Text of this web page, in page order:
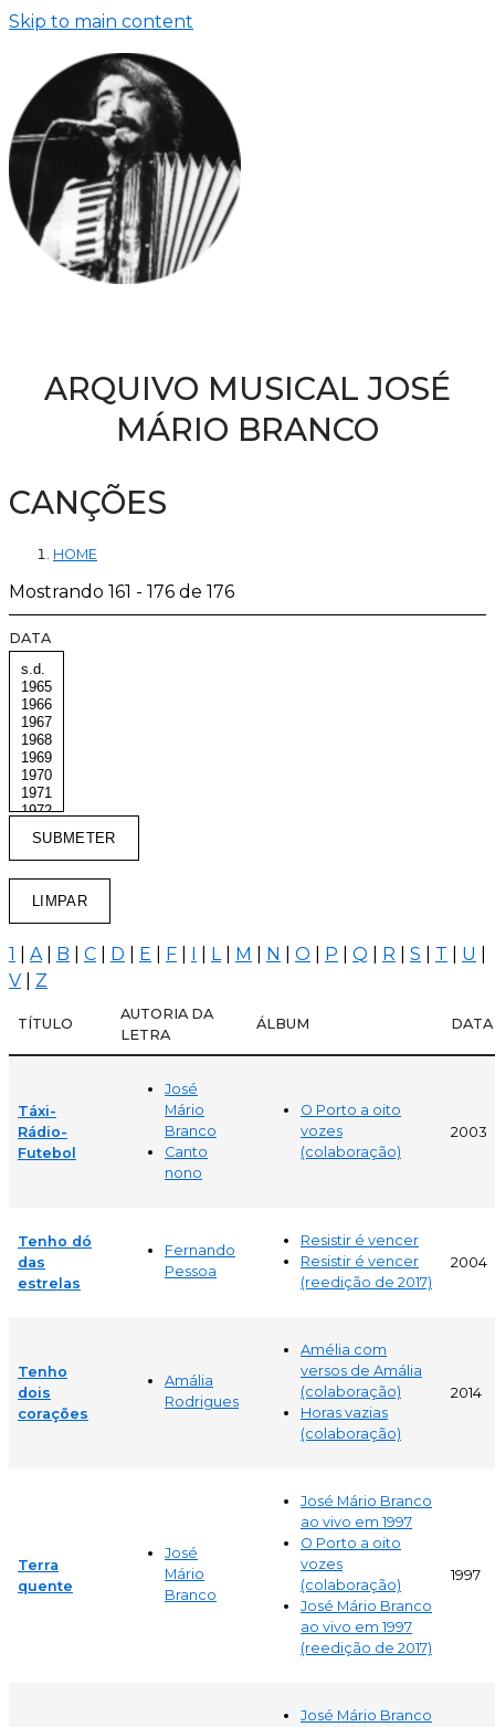
Skip to main content
ARQUIVO MUSICAL JOSÉ
MÁRIO BRANCO
CANÇÕES
HOME
Mostrando 161 - 176 de 176
DATA
1 A B C D E F I L M N O P Q R S T U
V
Z
TÍTULO
AUTORIA DA
LETRA
ÁLBUM DATA
Táxi-
Rádio-
Futebol
José
Mário
Branco
Canto
nono
O Porto a oito
vozes
(colaboração)
2003
Tenho dó
das
estrelas
Fernando
Pessoa
Resistir é vencer
Resistir é vencer
(reedição de 2017)
2004
Tenho
dois
corações
Amália
Rodrigues
Amélia com
versos de Amália
(colaboração)
Horas vazias
(colaboração)
2014
Terra
quente
José
Mário
Branco
José Mário Branco
ao vivo em 1997
O Porto a oito
vozes
(colaboração)
José Mário Branco
ao vivo em 1997
(reedição de 2017)
1997
José Mário Branco